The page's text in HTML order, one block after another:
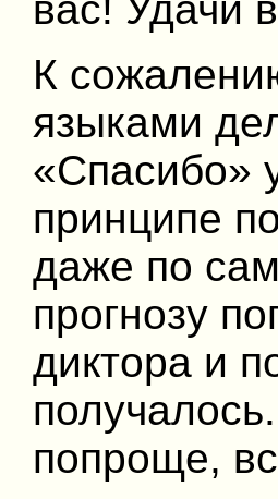
вас! Удачи
К
языками
«Спасибо»
принципе
даже по
прогнозу
диктора и
попроще,